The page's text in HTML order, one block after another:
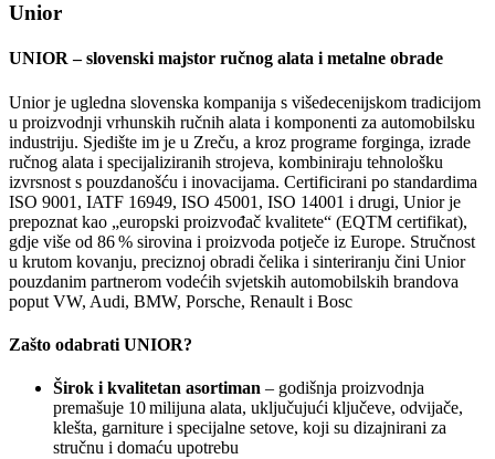
Unior
UNIOR – slovenski majstor ručnog alata i metalne obrade
Unior je ugledna slovenska kompanija s višedecenijskom tradicijom
u proizvodnji vrhunskih ručnih alata i komponenti za automobilsku
industriju. Sjedište im je u Zreču, a kroz programe forginga, izrade
ručnog alata i specijaliziranih strojeva, kombiniraju tehnološku
izvrsnost s pouzdanošću i inovacijama. Certificirani po standardima
ISO 9001, IATF 16949, ISO 45001, ISO 14001 i drugi, Unior je
prepoznat kao „europski proizvođač kvalitete“ (EQTM certifikat),
gdje više od 86 % sirovina i proizvoda potječe iz Europe. Stručnost
u krutom kovanju, preciznoj obradi čelika i sinteriranju čini Unior
pouzdanim partnerom vodećih svjetskih automobilskih brandova
poput VW, Audi, BMW, Porsche, Renault i Bosc
Zašto odabrati UNIOR?
Širok i kvalitetan asortiman – godišnja proizvodnja
premašuje 10 milijuna alata, uključujući ključeve, odvijače,
klešta, garniture i specijalne setove, koji su dizajnirani za
stručnu i domaću upotrebu